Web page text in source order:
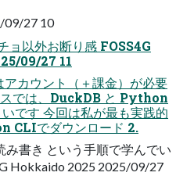
09/27 10
ョ以外お断り感 FOSS4G
09/27 11
カウント（＋課金）が必要
スでは、DuckDB と Python
です 今回は私が最も実践的
CLIでダウンロード 2.
み書き という手順で学んでい
Hokkaido 2025 2025/09/27